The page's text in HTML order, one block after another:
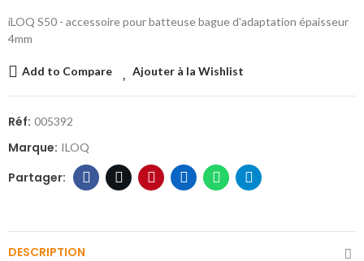
iLOQ S50 - accessoire pour batteuse bague d'adaptation épaisseur
4mm
Add to Compare Ajouter à la Wishlist
Réf: 005392
Marque: ILOQ
DESCRIPTION